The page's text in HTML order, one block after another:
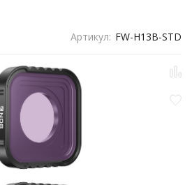
Артикул: FW-H13B-STD